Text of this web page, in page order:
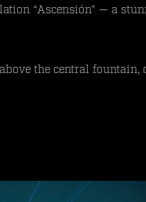
“Ascensión” — a
the central